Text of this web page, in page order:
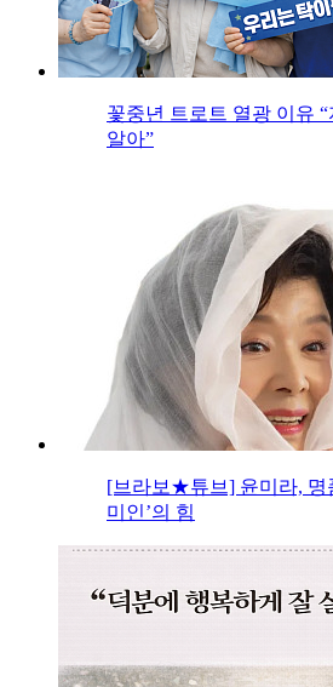
꽃중년 트로트 열광 이유
알아”
[브라보★튜브] 윤미라, 명
미인’의 힘